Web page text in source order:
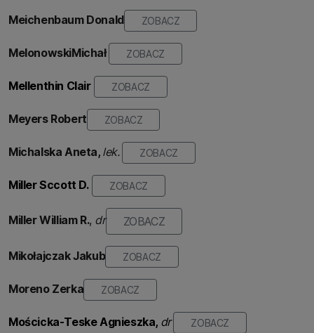
Meichenbaum Donald ZOBACZ
MelonowskiMichał ZOBACZ
Mellenthin Clair ZOBACZ
Meyers Robert ZOBACZ
Michalska Aneta, lek. ZOBACZ
Miller Sccott D. ZOBACZ
Miller William R., dr ZOBACZ
MikołajczakJakub ZOBACZ
Moreno Zerka ZOBACZ
Mościcka-Teske Agnieszka, dr ZOBACZ